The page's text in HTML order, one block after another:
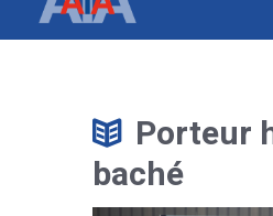
Porteur
baché